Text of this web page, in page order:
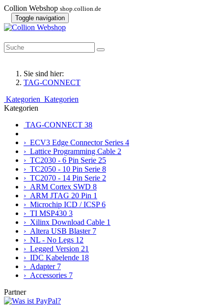
Collion Webshop shop.collion.de
Toggle navigation
Sie sind hier:
TAG-CONNECT
Kategorien Kategorien
Kategorien
TAG-CONNECT 38
› ECV3 Edge Connector Series 4
› Lattice Programming Cable 2
› TC2030 - 6 Pin Serie 25
› TC2050 - 10 Pin Serie 8
› TC2070 - 14 Pin Serie 2
› ARM Cortex SWD 8
› ARM JTAG 20 Pin 1
› Microchip ICD / ICSP6
› TI MSP430 3
› Xilinx Download Cable 1
› Altera USB Blaster 7
› NL - No Legs 12
› Legged Version 21
› IDC Kabelende 18
› Adapter 7
› Accessories 7
Partner